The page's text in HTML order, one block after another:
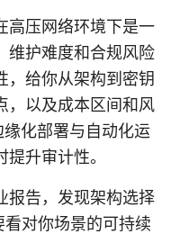
高压网络环境下是一
维护难度和合规风险
，给你从架构到密钥
，以及成本区间和风
化部署与自动化运
升审计性。
报告，发现架构选择
看对你场景的可持续